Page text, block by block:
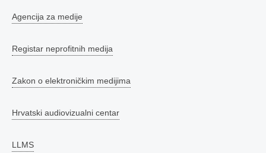
Agencija za medije
Registar neprofitnih medija
Zakon o elektroničkim medijima
Hrvatski audiovizualni centar
LLMS